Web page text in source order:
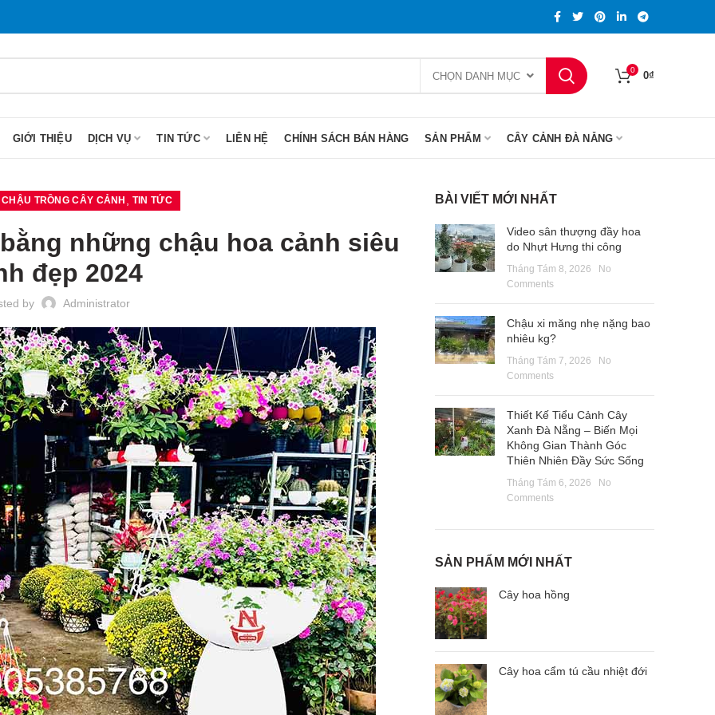
CHỌN DANH MỤC
0 0₫
GIỚI THIỆU DỊCH VỤ TIN TỨC LIÊN HỆ CHÍNH SÁCH BÁN HÀNG SẢN PHẨM CÂY CẢNH ĐÀ NẴNG
CHẬU TRỒNG CÂY CẢNH TIN TỨC
những chậu hoa cảnh siêu
đẹp 2024
by Administrator
BÀI VIẾT MỚI NHẤT
Video sân thượng đầy hoa
do Nhựt Hưng thi công
Tháng Tám 8, 2026
No
Comments
Chậu xi măng nhẹ nặng bao
nhiêu kg?
Tháng Tám 7, 2026
No
Comments
Thiết Kế Tiểu Cảnh Cây
Xanh Đà Nẵng – Biến Mọi
Không Gian Thành Góc
Thiên Nhiên Đầy Sức Sống
Tháng Tám 6, 2026
No
Comments
SẢN PHẨM MỚI NHẤT
Cây hoa hồng
Cây hoa cẩm tú cầu nhiệt đới